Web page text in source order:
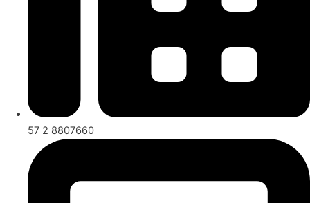
57 2 8807660